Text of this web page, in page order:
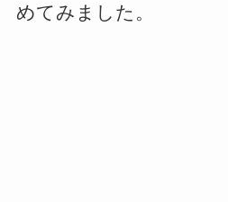
めてみました。